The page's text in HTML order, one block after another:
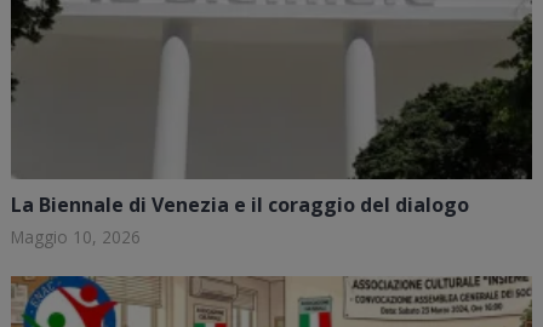
La Biennale di Venezia e il coraggio del dialogo
Maggio 10, 2026